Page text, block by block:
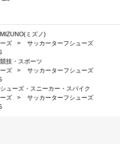
MIZUNO(ミズノ)
ズ >
サッカーターフシューズ
競技・スポーツ
ズ >
サッカーターフシューズ
シューズ・スニーカー・スパイク
ズ >
サッカーターフシューズ